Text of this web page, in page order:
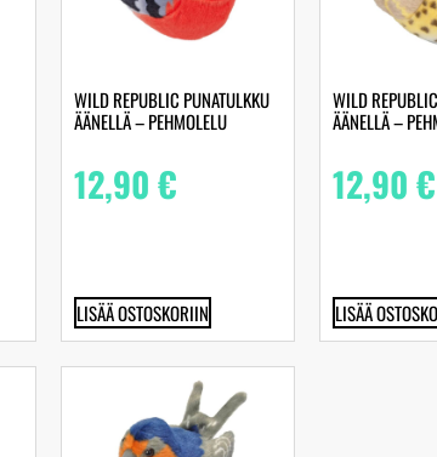
WILD REPUBLIC PUNATULKKU
ÄÄNELLÄ – PEHMOLELU
12,90€
LISÄÄ OSTOSKORIIN
WILD
ÄÄNELLÄ –
12,90€
LISÄÄ